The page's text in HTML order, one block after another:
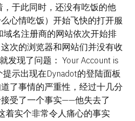
于此同时，还没有吃饭的他
么心情吃饭）开始飞快的打开服
名注册商的网站依次开始排
次的浏览器和网站们并没有收
发现了问题： Your Account is
提示出现在Dynadot的登陆面板
了事情的严重性，经过十几分
受了一个事实——他失去了
着实个非常令人痛心的事实